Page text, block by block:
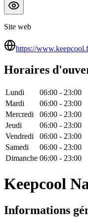
Site web
https://
Horaires
Lundi 06:00 - 23:00
Mardi
06:00 - 23:00
Mercredi
06:00 - 23:00
Jeudi
06:00 - 23:00
Vendredi
06:00 - 23:00
Samedi
06:00 - 23:00
Dimanche 06:00 - 23:00
Keepcool
Informations